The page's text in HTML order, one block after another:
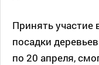
Принять
посадки
по 20 апреля,